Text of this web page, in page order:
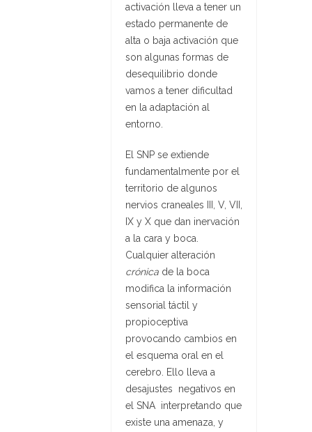
activación lleva a tener un
estado permanente de
alta o baja activación que
son algunas formas de
desequilibrio donde
vamos a tener dificultad
en la adaptación al
entorno.
El SNP se extiende
fundamentalmente por el
territorio de algunos
nervios craneales III, V, VII,
IX y X que dan inervación
a la cara y boca.
Cualquier alteración
crónica de la boca
modifica la información
sensorial táctil y
propioceptiva
provocando cambios en
el esquema oral en el
cerebro. Ello lleva a
desajustes negativos en
el SNA interpretando que
existe una amenaza, y